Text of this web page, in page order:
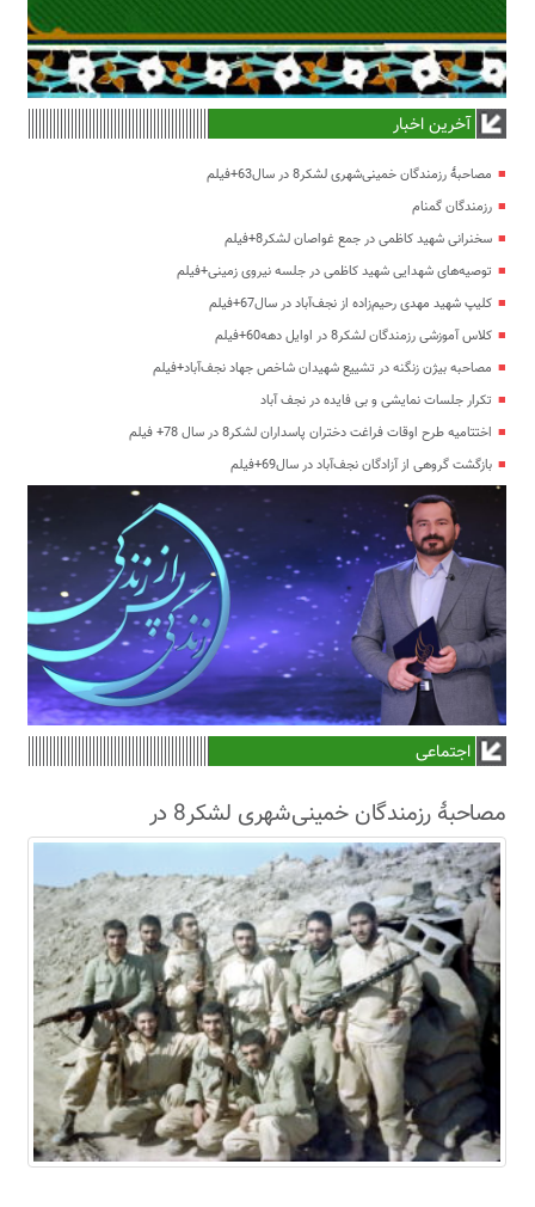
آخرین اخبار
مصاحبۀ رزمندگان خمینی‌شهری لشکر8 در سال63+فیلم
رزمندگان گمنام
سخنرانی شهید کاظمی در جمع غواصان لشکر8+فیلم
توصیه‌های شهدایی شهید کاظمی در جلسه نیروی زمینی+فیلم
کلیپ شهید مهدی رحیم‌زاده از نجف‌آباد در سال67+فیلم
کلاس آموزشی رزمندگان لشکر8 در اوایل دهه60+فیلم
مصاحبه بیژن زنگنه در تشییع شهیدان شاخص جهاد نجف‌آباد+فیلم
تکرار جلسات نمایشی و بی فایده در نجف آباد
اختتامیه طرح اوقات فراغت دختران پاسداران لشکر8 در سال 78+ فیلم
بازگشت گروهی از آزادگان نجف‌آباد در سال69+فیلم
اجتماعی
مصاحبۀ رزمندگان خمینی‌شهری لشکر8 در
سال63+فیلم